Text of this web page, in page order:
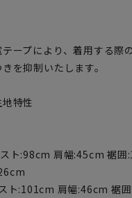
ープにより、着用する際
を抑制いたします。
特性
ト:98cm 肩幅:45cm 裾囲
ト:101cm 肩幅:46cm 裾